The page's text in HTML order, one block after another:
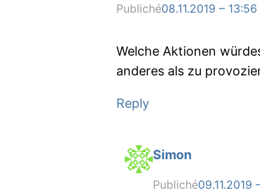
Publiché08.11.2019 – 13:56
Welche Aktionen
anderes als zu
Reply
Simon
Publiché09.11.2019